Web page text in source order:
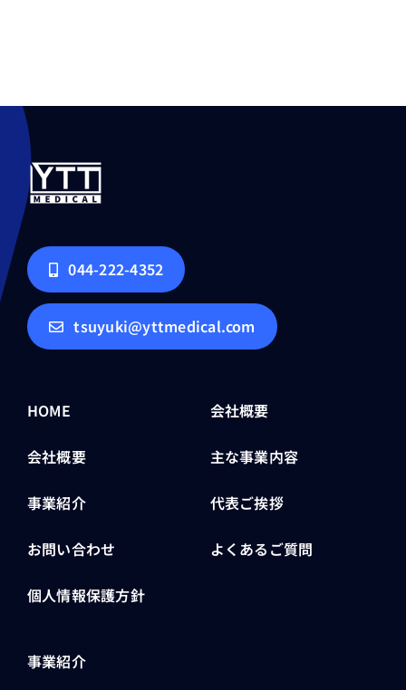
044-222-4352
tsuyuki@yttmedical.com
HOME
会社概要
事業紹介
お問い合わせ
個人情報保護方針
会社概要
主な事業内容
代表ご挨拶
よくあるご質問
事業紹介